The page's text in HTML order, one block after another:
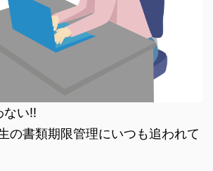
ない!!
の書類期限管理にいつも追われて